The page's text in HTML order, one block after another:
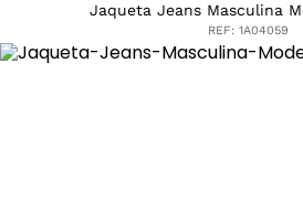
Jaqueta Jeans Masculina
REF: 1A04059